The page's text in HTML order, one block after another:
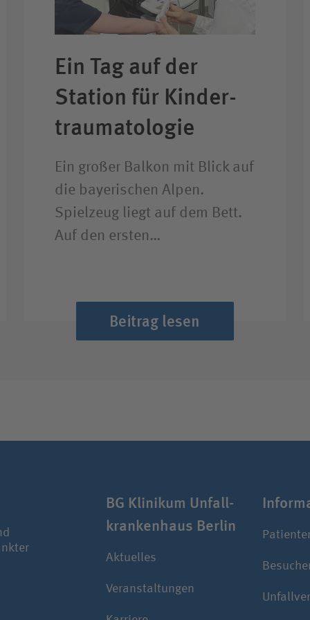
Ein Tag auf der
Station für Kinder­
trauma­tologie
Ein großer Balkon mit Blick auf
die bayerischen Alpen.
Spielzeug liegt auf dem Bett.
Auf den ersten…
Beitrag lesen
BG Klinikum Unfall­
kranken­haus Berlin
Aktuelles
Veranstaltungen